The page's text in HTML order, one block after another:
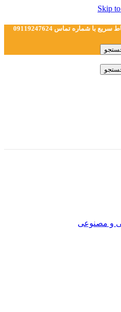
Skip
با شماره تماس 09119247624
و مصنوعی